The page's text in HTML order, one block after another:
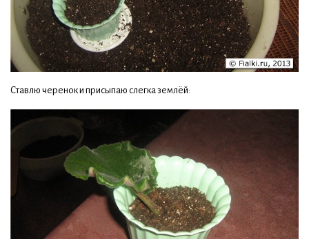
Ставлю черенок и присыпаю слегка землёй: